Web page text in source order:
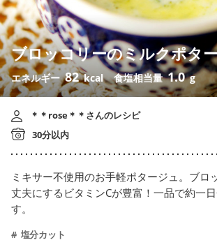
ブロッコリーのミルクポタ
エネルギー82 kcal 食塩相当量1.0 g
＊＊rose＊＊さんのレシピ
30分以内
ミキサー不使用のお手軽ポタージュ。ブロ
丈夫にするビタミンCが豊富！一品で約一
す。
塩分カット